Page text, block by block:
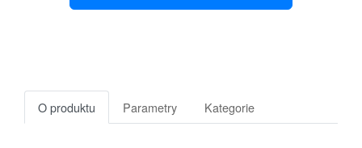
O produktu Parametry Kategorie